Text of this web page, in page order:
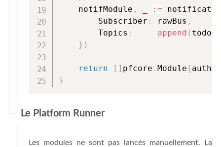
    notifModule
, :=
        Subscriber
: rawBus ,
        Topics
: append (
} )
return [ ] pfcore . Module{
}
Le Platform Runner
Les modules ne sont pas lancés manuellement. La